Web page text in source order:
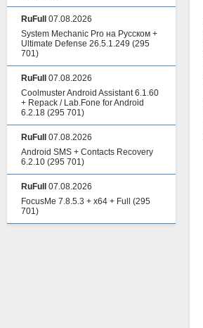
RuFull
07.08.2026
System Mechanic Pro на Русском +
Ultimate Defense 26.5.1.249 (295
701)
RuFull
07.08.2026
Coolmuster Android Assistant 6.1.60
+ Repack / Lab.Fone for Android
6.2.18 (295 701)
RuFull
07.08.2026
Android SMS + Contacts Recovery
6.2.10 (295 701)
RuFull
07.08.2026
FocusMe 7.8.5.3 + x64 + Full
(295
701)